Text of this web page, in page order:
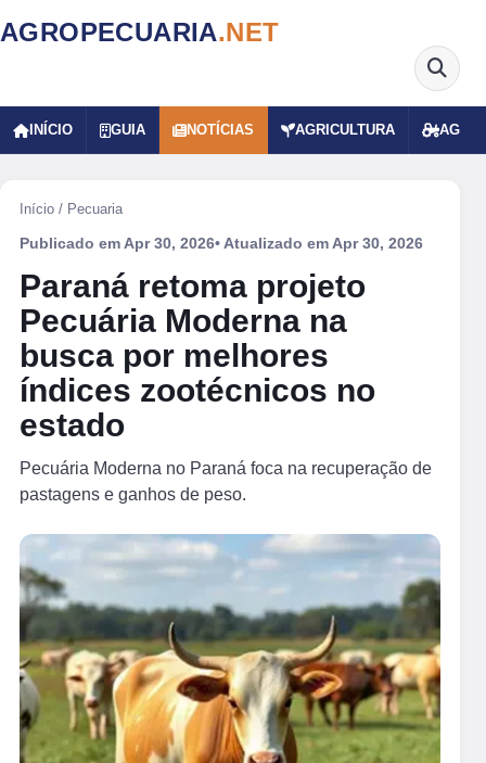
AGROPECUARIA.NET
INÍCIO GUIA NOTÍCIAS AGRICULTURA
Início / Pecuaria
Publicado em Apr 30, 2026• Atualizado em Apr 30, 2026
Paraná retoma projeto
Pecuária Moderna na
busca por melhores
índices zootécnicos no
estado
Pecuária Moderna no Paraná foca na recuperação de
pastagens e ganhos de peso.